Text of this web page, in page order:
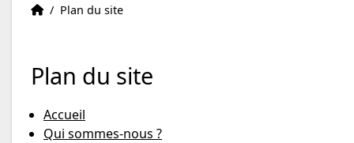
Accueil
Accueil
/ Plan du site
Plan du site
Accueil
Qui sommes-nous ?